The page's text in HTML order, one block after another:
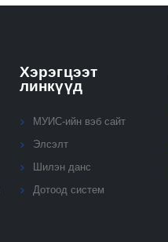
Хэрэгцээт
линкүүд
МУИС-ийн вэб сайт
Элсэлт
Шилэн данс
Дотоод систем